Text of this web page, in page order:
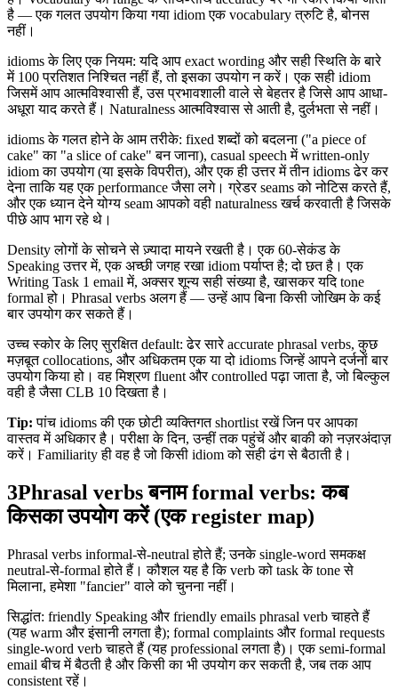
है — एक गलत उपयोग किया गया idiom एक vocabulary त्रुटि है, बोनस
नहीं।
idioms के लिए एक नियम: यदि आप exact wording और सही स्थिति के बारे
में 100 प्रतिशत निश्चित नहीं हैं, तो इसका उपयोग न करें। एक सही idiom
जिसमें आप आत्मविश्वासी हैं, उस प्रभावशाली वाले से बेहतर है जिसे आप आधा-
अधूरा याद करते हैं। Naturalness आत्मविश्वास से आती है, दुर्लभता से नहीं।
idioms के गलत होने के आम तरीके: fixed शब्दों को बदलना ("a piece of
cake" का "a slice of cake" बन जाना), casual speech में written-only
idiom का उपयोग (या इसके विपरीत), और एक ही उत्तर में तीन idioms ढेर कर
देना ताकि यह एक performance जैसा लगे। ग्रेडर seams को नोटिस करते हैं,
और एक ध्यान देने योग्य seam आपको वही naturalness खर्च करवाती है जिसके
पीछे आप भाग रहे थे।
Density लोगों के सोचने से ज़्यादा मायने रखती है। एक 60-सेकंड के
Speaking उत्तर में, एक अच्छी जगह रखा idiom पर्याप्त है; दो छत है। एक
Writing Task 1 email में, अक्सर शून्य सही संख्या है, खासकर यदि tone
formal हो। Phrasal verbs अलग हैं — उन्हें आप बिना किसी जोखिम के कई
बार उपयोग कर सकते हैं।
उच्च स्कोर के लिए सुरक्षित default: ढेर सारे accurate phrasal verbs, कुछ
मज़बूत collocations, और अधिकतम एक या दो idioms जिन्हें आपने दर्जनों बार
उपयोग किया हो। वह मिश्रण fluent और controlled पढ़ा जाता है, जो बिल्कुल
वही है जैसा CLB 10 दिखता है।
Tip: पांच idioms की एक छोटी व्यक्तिगत shortlist रखें जिन पर आपका
वास्तव में अधिकार है। परीक्षा के दिन, उन्हीं तक पहुंचें और बाकी को नज़रअंदाज़
करें। Familiarity ही वह है जो किसी idiom को सही ढंग से बैठाती है।
3Phrasal verbs बनाम formal verbs: कब
किसका उपयोग करें (एक register map)
Phrasal verbs informal-से-neutral होते हैं; उनके single-word समकक्ष
neutral-से-formal होते हैं। कौशल यह है कि verb को task के tone से
मिलाना, हमेशा "fancier" वाले को चुनना नहीं।
सिद्धांत: friendly Speaking और friendly emails phrasal verb चाहते हैं
(यह warm और इंसानी लगता है); formal complaints और formal requests
single-word verb चाहते हैं (यह professional लगता है)। एक semi-formal
email बीच में बैठती है और किसी का भी उपयोग कर सकती है, जब तक आप
consistent रहें।